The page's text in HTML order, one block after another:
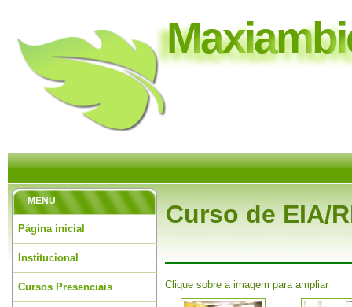
Maxiambi
MENU
Página inicial
Institucional
Cursos Presenciais
Curso de EIA/
Clique sobre a imagem para ampliar